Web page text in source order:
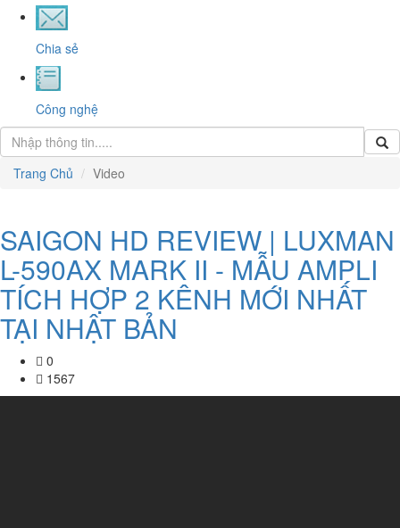
Chia sẻ
Công nghệ
Trang Chủ Video
SAIGON HD REVIEW | LUXMAN
L-590AX MARK II - MẪU AMPLI
TÍCH HỢP 2 KÊNH MỚI NHẤT
TẠI NHẬT BẢN
0
1567